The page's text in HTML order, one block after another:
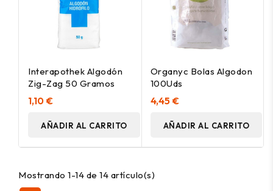
Interapothek Algodón
Zig-Zag 50 Gramos
1,10 €
AÑADIR AL CARRITO
Organyc Bolas Algodon
100Uds
4,45 €
AÑADIR AL CARRITO
Mostrando 1-14 de 14 artículo(s)